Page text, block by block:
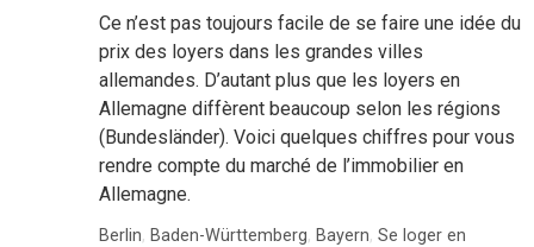
Ce n’est pas toujours facile de se faire une idée du
prix des loyers dans les grandes villes
allemandes. D’autant plus que les loyers en
Allemagne diffèrent beaucoup selon les régions
(Bundesländer). Voici quelques chiffres pour vous
rendre compte du marché de l’immobilier en
Allemagne.
Berlin, Baden-Württemberg, Bayern,Se loger en